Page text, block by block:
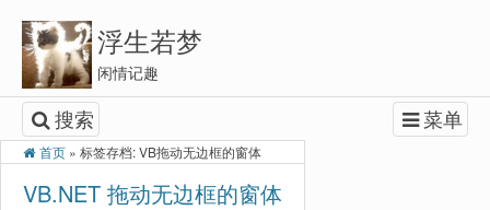
浮生若梦
闲情记趣
搜索 菜单
首页 » 标签存档: VB拖动无边框的窗体
VB.NET 拖动无边框的窗体